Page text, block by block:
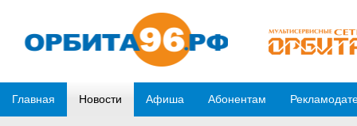
Главная Новости Афиша Абонентам